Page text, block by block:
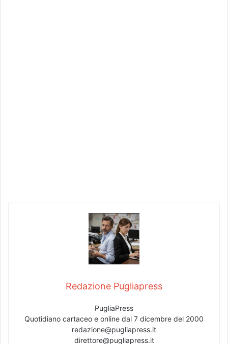
Redazione Pugliapress
PugliaPress
Quotidiano cartaceo e online dal 7 dicembre del 2000
redazione@pugliapress.it
direttore@pugliapress.it